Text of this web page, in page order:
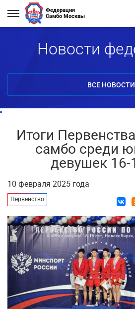
Федерация
Самбо Москвы
Новости
ВСЕ НОВОСТИ
Итоги
самбо среди
девушек 16-
10 февраля 2025 года
Первенство